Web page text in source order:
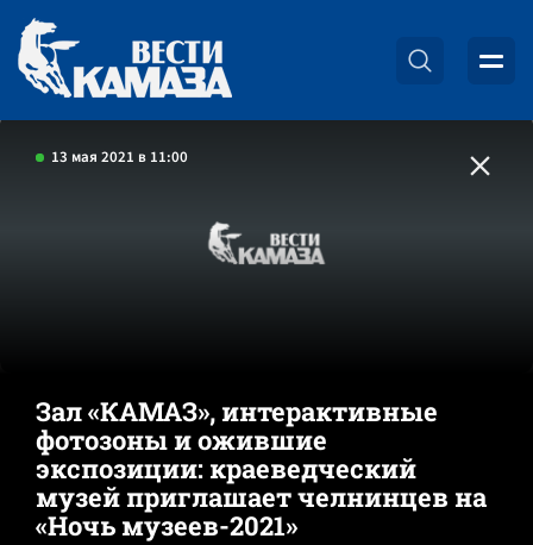
13 мая 2021 в 11:00
Зал «КАМАЗ», интерактивные
фотозоны и ожившие
экспозиции: краеведческий
музей приглашает челнинцев на
«Ночь музеев-2021»